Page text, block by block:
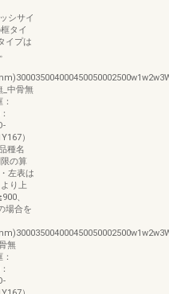
シサイ
タイ
イプは
_中骨無
）
種名
の算
左表は
り上
、
場合を
無